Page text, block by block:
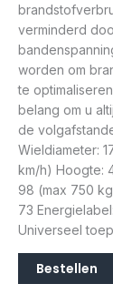
verminderd
worden om
te
belang om u
de
Wieldiameter:
km/h) Hoogte:
98 (max 750
73
Universeel
Bestellen